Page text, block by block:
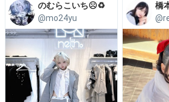
のむらこいち☹️♻️
@mo24yu
橋